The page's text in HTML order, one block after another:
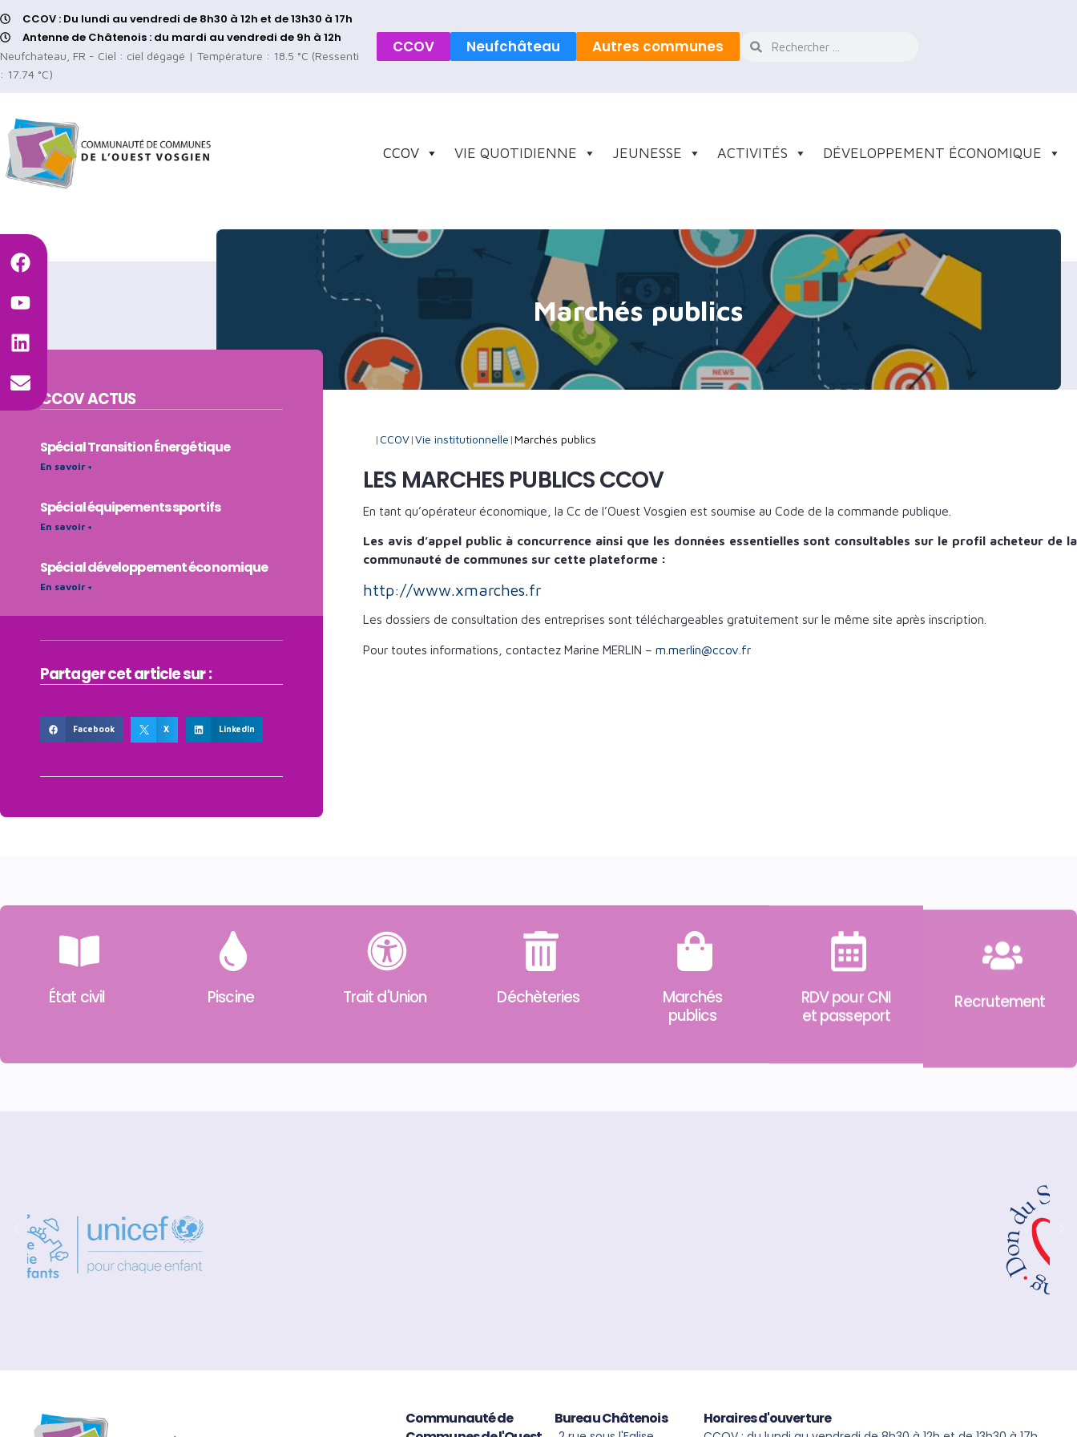
CCOV : Du lundi au vendredi de 8h30 à 12h et de 13h30 à 17h
Antenne de Châtenois : du mardi au vendredi de 9h à 12h
Neufchateau, FR - Ciel : ciel dégagé | Température : 18.5 °C (Ressenti
: 17.74 °C)
CCOV Neufchâteau Autres communes
CCOV VIE QUOTIDIENNE JEUNESSE ACTIVITÉS DÉVELOPPEMENT ÉCONOMIQUE
Marchés publics
CCOVACTUS
Spécial Transition Énergétique
En savoir +
Spécial équipements sportifs
En savoir +
Spécial développement économique
En savoir +
Partager cet article sur :
Facebook X LinkedIn
| CCOV|Vie institutionnelle |Marchés publics
LES MARCHES PUBLICS CCOV
En tant qu’opérateur économique, la Cc de l’Ouest Vosgien est soumise au Code de la commande publique.
Les avis d’appel public à concurrence ainsi que les données essentielles sont consultables sur le profil acheteur de la
communauté de communes sur cette plateforme :
http://www.xmarches.fr
Les dossiers de consultation des entreprises sont téléchargeables gratuitement sur le même site après inscription.
Pour toutes informations, contactez Marine MERLIN –m.merlin@ccov.fr
État civil Piscine Trait d'Union Déchèteries
Marchés
publics
RDV pour CNI
et passeport
Recrutement
Communauté de
Bureau Châtenois Horaires d'ouverture